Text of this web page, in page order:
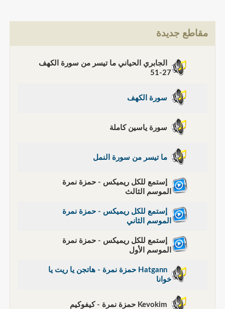
مقاطع جديدة
الجابري الحياني ما تيسر من سورة الكهف
27-51
سورة الكهف
سورة ياسين كاملة
ما تيسر من سورة النمل
إستمع للكل ريميكس - حمزة نمرة
الموسم الثالث
إستمع للكل ريميكس - حمزة نمرة
الموسم الثاني
إستمع للكل ريميكس - حمزة نمرة
الموسم الأول
Hatgann حمزة نمرة - هاتجن يا ريت يا
خوانا